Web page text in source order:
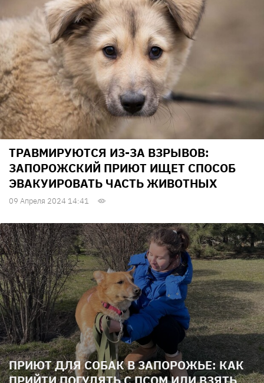
ТРАВМИРУЮТСЯ ИЗ-ЗА ВЗРЫВОВ:
ЗАПОРОЖСКИЙ ПРИЮТ ИЩЕТ СПОСОБ
ЭВАКУИРОВАТЬ ЧАСТЬ ЖИВОТНЫХ
09 Апреля 2024 14:41
ПРИЮТ ДЛЯ СОБАК В ЗАПОРОЖЬЕ: КАК